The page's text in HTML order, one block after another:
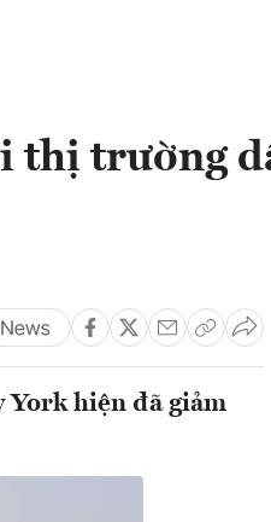
thị trường
York hiện đã giảm